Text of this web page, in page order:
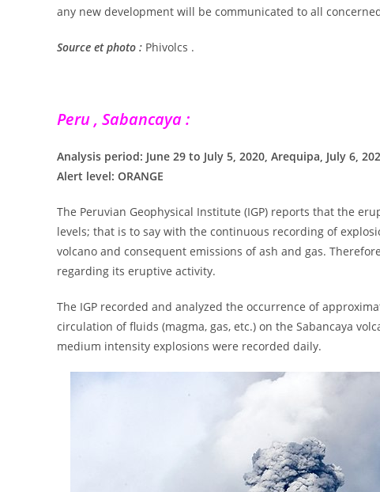
any new development will be communicated to all
Source et photo : Phivolcs .
Peru , Sabancaya :
Analysis period: June 29 to July 5, 2020, Arequipa, July 6,
Alert level: ORANGE
The Peruvian Geophysical Institute (IGP) reports that the
levels; that is to say with the continuous recording of
volcano and consequent emissions of ash and gas.
regarding its eruptive activity.
The IGP recorded and analyzed the occurrence of
circulation of fluids (magma, gas, etc.) on the Sabancaya
medium intensity explosions were recorded daily.